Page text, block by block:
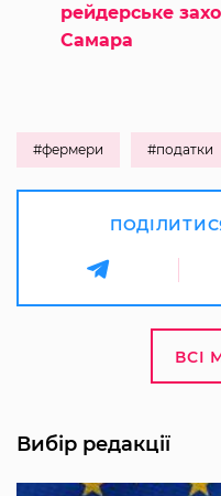
рейдерське
Самара
#фермери #податки
ВСІ
Вибір редакції